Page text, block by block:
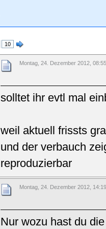
10
Montag, 24. Dezember 2012,
solltet ihr evtl mal
weil aktuell frissts
und der verbauch
reproduzierbar
Montag, 24. Dezember 2012,
Nur wozu hast du